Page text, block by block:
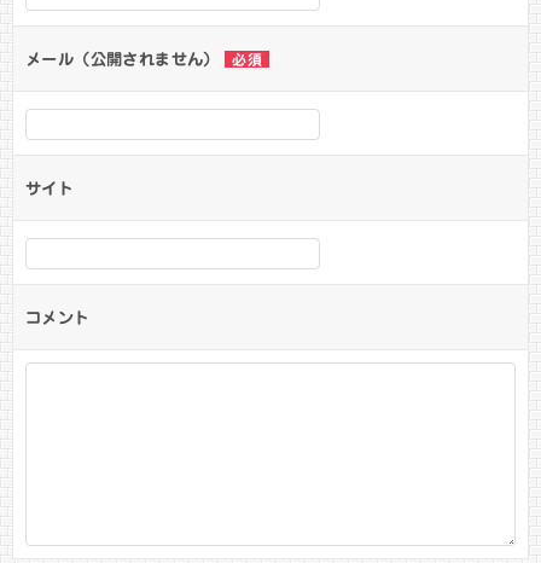
メール（公開されません） 必須
サイト
コメント